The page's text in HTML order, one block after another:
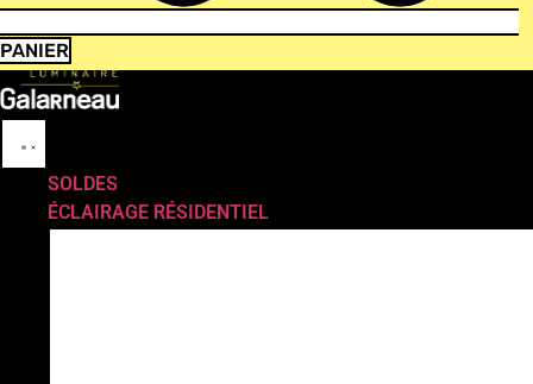
PANIER
SOLDES
ÉCLAIRAGE RÉSIDENTIEL